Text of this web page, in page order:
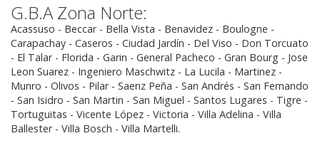
G.B.A Zona Norte:
Acassuso - Beccar - Bella Vista - Benavidez - Boulogne -
Carapachay - Caseros - Ciudad Jardín - Del Viso - Don Torcuato
- El Talar - Florida - Garin - General Pacheco - Gran Bourg - Jose
Leon Suarez - Ingeniero Maschwitz - La Lucila - Martinez -
Munro - Olivos - Pilar - Saenz Peña - San Andrés - San Fernando
- San Isidro - San Martin - San Miguel - Santos Lugares - Tigre -
Tortuguitas - Vicente López - Victoria - Villa Adelina - Villa
Ballester - Villa Bosch - Villa Martelli.